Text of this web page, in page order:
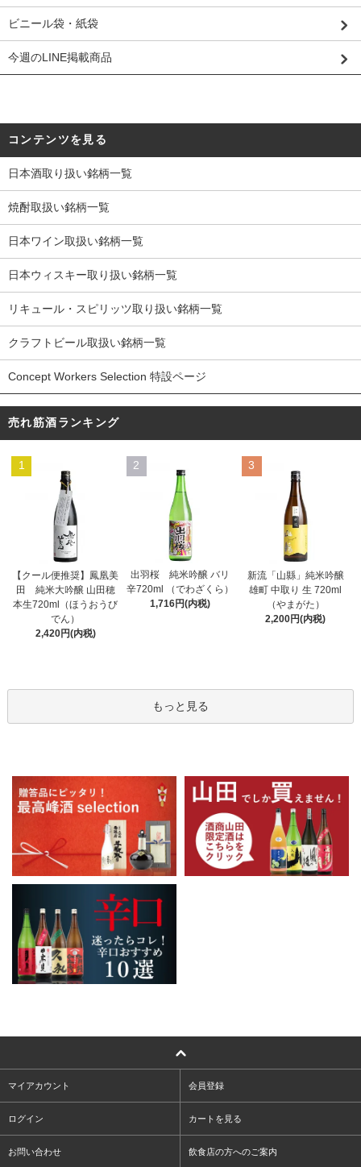
ビニール袋・紙袋
今週のLINE掲載商品
コンテンツを見る
日本酒取り扱い銘柄一覧
焼酎取扱い銘柄一覧
日本ワイン取扱い銘柄一覧
日本ウィスキー取り扱い銘柄一覧
リキュール・スピリッツ取り扱い銘柄一覧
クラフトビール取扱い銘柄一覧
Concept Workers Selection 特設ページ
売れ筋酒ランキング
1
【クール便推奨】鳳凰美
田 純米大吟醸 山田穂
本生720ml（ほうおうび
でん）
2,420円(内税)
2
出羽桜 純米吟醸 バリ
辛720ml （でわざくら）
1,716円(内税)
3
新流「山縣」純米吟醸
雄町 中取り 生 720ml
（やまがた）
2,200円(内税)
もっと見る
マイアカウント 会員登録
ログイン カートを見る
お問い合わせ 飲食店の方へのご案内